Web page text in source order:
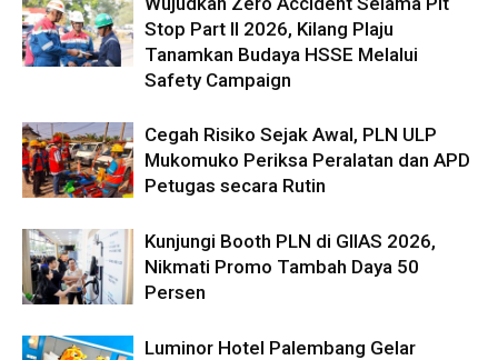
Stop Part II 2026, Kilang Plaju
Tanamkan Budaya HSSE Melalui
Safety Campaign
Cegah Risiko Sejak Awal, PLN ULP
Mukomuko Periksa Peralatan dan APD
Petugas secara Rutin
Kunjungi Booth PLN di GIIAS 2026,
Nikmati Promo Tambah Daya 50
Persen
Luminor Hotel Palembang Gelar